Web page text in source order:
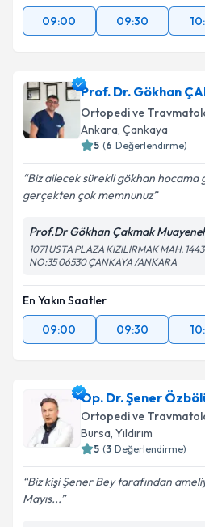
09:00
09:30
Prof. Dr. Gökhan
Ortopedi ve
Ankara, Çankaya
5 (6 Değerlendirme)
Biz ailecek sürekli gökhan hocama
gerçekten çok memnunuz
Prof.Dr Gökhan Çakmak
1071 USTA PLAZA KIZILIRMAK MAH.
NO:35 06530 ÇANKAYA /ANKARA
En Yakın Saatler
09:00
09:30
Op. Dr. Şener
Ortopedi ve
Bursa, Yıldırım
5 (3 Değerlendirme)
Biz kişi Şener Bey tarafından
Mayıs...